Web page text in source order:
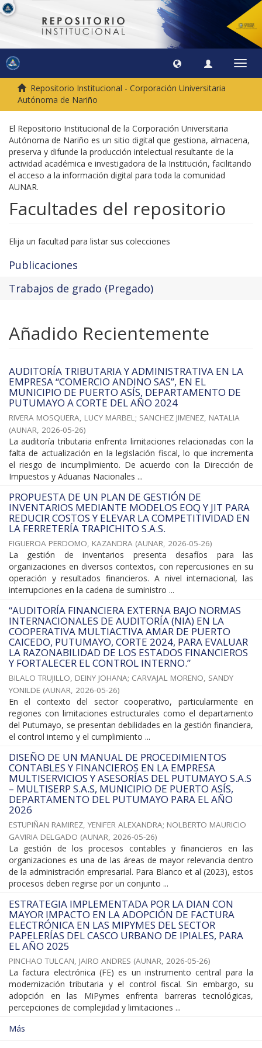
Repositorio Institucional - Corporación Universitaria
Autónoma de Nariño
El Repositorio Institucional de la Corporación Universitaria
Autónoma de Nariño es un sitio digital que gestiona, almacena,
preserva y difunde la producción intelectual resultante de la
actividad académica e investigadora de la Institución, facilitando
el acceso a la información digital para toda la comunidad
AUNAR.
Facultades del repositorio
Elija un facultad para listar sus colecciones
Publicaciones
Trabajos de grado (Pregado)
Añadido Recientemente
AUDITORÍA TRIBUTARIA Y ADMINISTRATIVA EN LA
EMPRESA “COMERCIO ANDINO SAS”, EN EL
MUNICIPIO DE PUERTO ASÍS, DEPARTAMENTO DE
PUTUMAYO A CORTE DEL AÑO 2024
RIVERA MOSQUERA, LUCY MARBEL; SANCHEZ JIMENEZ, NATALIA
(AUNAR, 2026-05-26)
La auditoría tributaria enfrenta limitaciones relacionadas con la
falta de actualización en la legislación fiscal, lo que incrementa
el riesgo de incumplimiento. De acuerdo con la Dirección de
Impuestos y Aduanas Nacionales ...
PROPUESTA DE UN PLAN DE GESTIÓN DE
INVENTARIOS MEDIANTE MODELOS EOQ Y JIT PARA
REDUCIR COSTOS Y ELEVAR LA COMPETITIVIDAD EN
LA FERRETERÍA TRAPICHITO S.A.S.
FIGUEROA PERDOMO, KAZANDRA (AUNAR, 2026-05-26)
La gestión de inventarios presenta desafíos para las
organizaciones en diversos contextos, con repercusiones en su
operación y resultados financieros. A nivel internacional, las
interrupciones en la cadena de suministro ...
“AUDITORÍA FINANCIERA EXTERNA BAJO NORMAS
INTERNACIONALES DE AUDITORÍA (NIA) EN LA
COOPERATIVA MULTIACTIVA AMAR DE PUERTO
CAICEDO, PUTUMAYO, CORTE 2024, PARA EVALUAR
LA RAZONABILIDAD DE LOS ESTADOS FINANCIEROS
Y FORTALECER EL CONTROL INTERNO.”
BILALO TRUJILLO, DEINY JOHANA; CARVAJAL MORENO, SANDY
YONILDE (AUNAR, 2026-05-26)
En el contexto del sector cooperativo, particularmente en
regiones con limitaciones estructurales como el departamento
del Putumayo, se presentan debilidades en la gestión financiera,
el control interno y el cumplimiento ...
DISEÑO DE UN MANUAL DE PROCEDIMIENTOS
CONTABLES Y FINANCIEROS EN LA EMPRESA
MULTISERVICIOS Y ASESORÍAS DEL PUTUMAYO S.A.S
– MULTISERP S.A.S, MUNICIPIO DE PUERTO ASÍS,
DEPARTAMENTO DEL PUTUMAYO PARA EL AÑO
2026
ESTUPIÑAN RAMIREZ, YENIFER ALEXANDRA; NOLBERTO MAURICIO
GAVIRIA DELGADO (AUNAR, 2026-05-26)
La gestión de los procesos contables y financieros en las
organizaciones es una de las áreas de mayor relevancia dentro
de la administración empresarial. Para Blanco et al (2023), estos
procesos deben regirse por un conjunto ...
ESTRATEGIA IMPLEMENTADA POR LA DIAN CON
MAYOR IMPACTO EN LA ADOPCIÓN DE FACTURA
ELECTRÓNICA EN LAS MIPYMES DEL SECTOR
PAPELERÍAS DEL CASCO URBANO DE IPIALES, PARA
EL AÑO 2025
PINCHAO TULCAN, JAIRO ANDRES (AUNAR, 2026-05-26)
La factura electrónica (FE) es un instrumento central para la
modernización tributaria y el control fiscal. Sin embargo, su
adopción en las MiPymes enfrenta barreras tecnológicas,
percepciones de complejidad y limitaciones ...
Más